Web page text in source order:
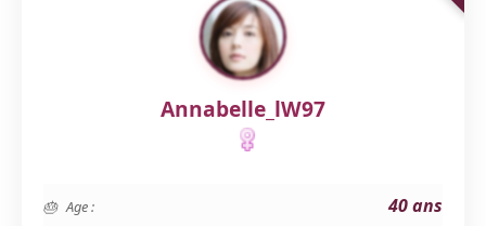
Annabelle_lW97
Age : 40 ans